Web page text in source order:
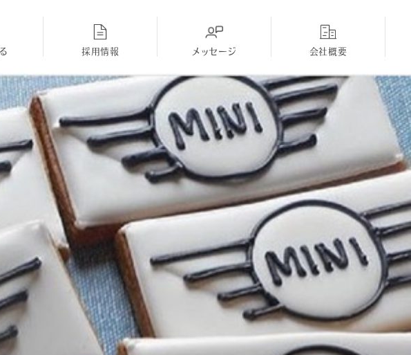
MINI
採用Topに戻る
ディーラー
採用Topに戻る
採用情報 メッセージ 会社概要